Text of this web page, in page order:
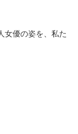
女優の姿を、私た